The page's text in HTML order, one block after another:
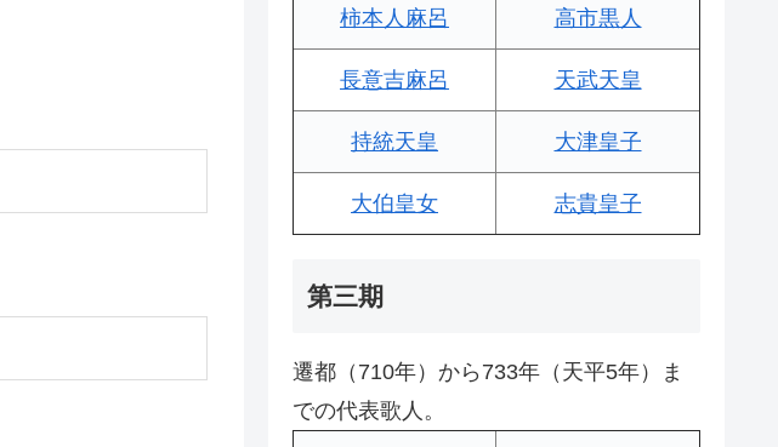
柿本人麻呂 高市黒人
長意吉麻呂 天武天皇
持統天皇 大津皇子
大伯皇女 志貴皇子
第三期
遷都（710年）から733年（天平5年）ま
での代表歌人。